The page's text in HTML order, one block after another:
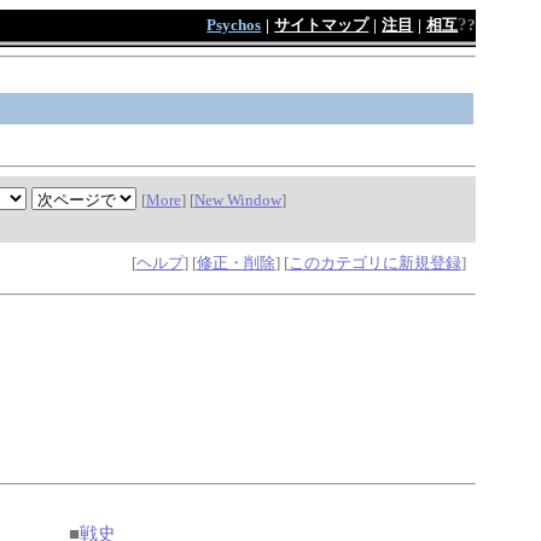
Psychos | サイトマップ | 注目 | 相互??
[More] [New Window]
[ヘルプ] [修正・削除] [このカテゴリに新規登録]
■戦史